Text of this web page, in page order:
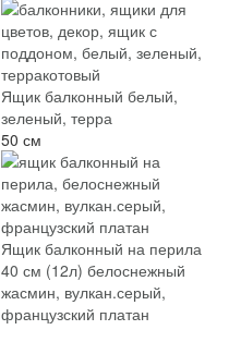
Ящик балконный белый,
зеленый, терра
50 см
Ящик балконный на перила
40 см (12л) белоснежный
жасмин, вулкан.серый,
французский платан